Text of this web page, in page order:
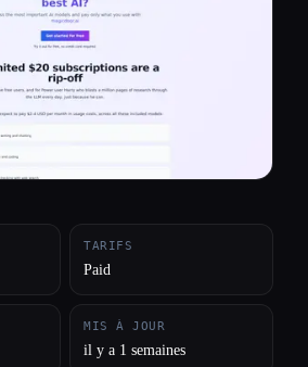
TARIFS
Paid
MIS À JOUR
il y a 1 semaines